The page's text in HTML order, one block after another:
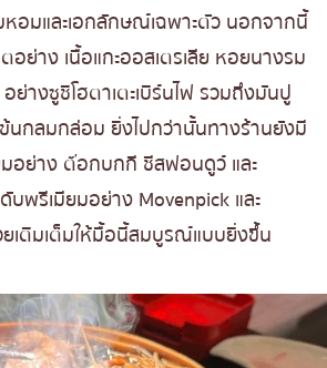
อมและเอกลักษณ์เฉพาะตัว นอกจากนี้
อย่าง เนื้อแกะออสเตรเลีย หอยนางรม
ย่างซูชิโฮตาเตะเบิร์นไฟ รวมถึงมันปู
นกลมกล่อม ยิ่งไปกว่านั้นทางร้านยังมี
อย่าง ต๊อกบกกี ชีสฟอนดูว์ และ
บพรีเมียมอย่าง Movenpick และ
ยเติมเต็มให้มื้อนี้สมบูรณ์แบบยิ่งขึ้น